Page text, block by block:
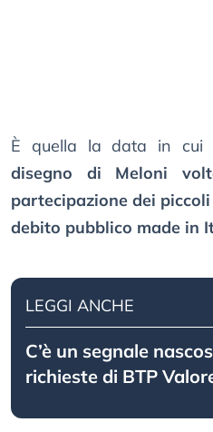
È quella la data in cui
disegno di Meloni
partecipazione dei
debito pubblico made in
LEGGI ANCHE
C’è un segnale
richieste di BTP